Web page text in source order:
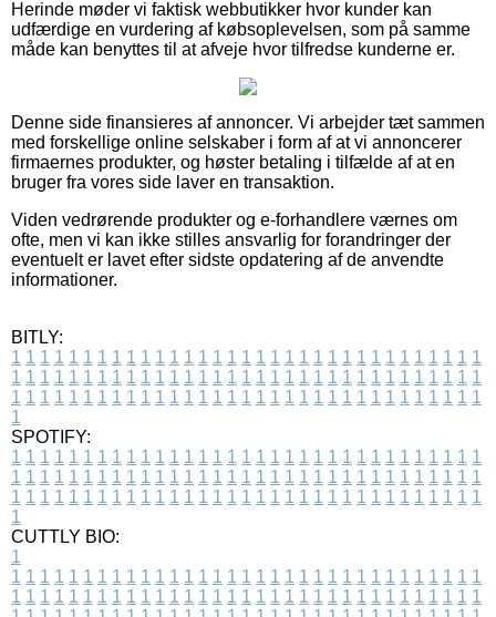
Herinde møder vi faktisk webbutikker hvor kunder kan
udfærdige en vurdering af købsoplevelsen, som på samme
måde kan benyttes til at afveje hvor tilfredse kunderne er.
Denne side finansieres af annoncer. Vi arbejder tæt sammen
med forskellige online selskaber i form af at vi annoncerer
firmaernes produkter, og høster betaling i tilfælde af at en
bruger fra vores side laver en transaktion.
Viden vedrørende produkter og e-forhandlere værnes om
ofte, men vi kan ikke stilles ansvarlig for forandringer der
eventuelt er lavet efter sidste opdatering af de anvendte
informationer.
BITLY:
1 1 1 1 1 1 1 1 1 1 1 1 1 1 1 1 1 1 1 1 1 1 1 1 1 1 1 1 1 1 1 1 1
1 1 1 1 1 1 1 1 1 1 1 1 1 1 1 1 1 1 1 1 1 1 1 1 1 1 1 1 1 1 1 1 1
1 1 1 1 1 1 1 1 1 1 1 1 1 1 1 1 1 1 1 1 1 1 1 1 1 1 1 1 1 1 1 1 1
1
SPOTIFY:
1 1 1 1 1 1 1 1 1 1 1 1 1 1 1 1 1 1 1 1 1 1 1 1 1 1 1 1 1 1 1 1 1
1 1 1 1 1 1 1 1 1 1 1 1 1 1 1 1 1 1 1 1 1 1 1 1 1 1 1 1 1 1 1 1 1
1 1 1 1 1 1 1 1 1 1 1 1 1 1 1 1 1 1 1 1 1 1 1 1 1 1 1 1 1 1 1 1 1
1
CUTTLY BIO:
1
1 1 1 1 1 1 1 1 1 1 1 1 1 1 1 1 1 1 1 1 1 1 1 1 1 1 1 1 1 1 1 1 1
1 1 1 1 1 1 1 1 1 1 1 1 1 1 1 1 1 1 1 1 1 1 1 1 1 1 1 1 1 1 1 1 1